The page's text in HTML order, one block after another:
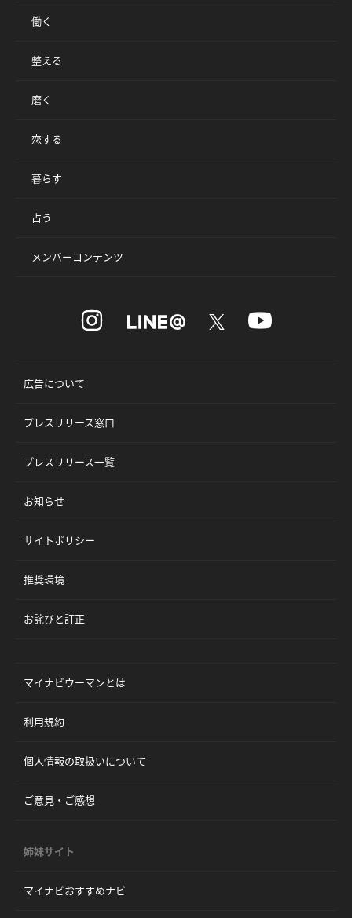
働く
整える
磨く
恋する
暮らす
占う
メンバーコンテンツ
広告について
プレスリリース窓口
プレスリリース一覧
お知らせ
サイトポリシー
推奨環境
お詫びと訂正
マイナビウーマンとは
利用規約
個人情報の取扱いについて
ご意見・ご感想
姉妹サイト
マイナビおすすめナビ